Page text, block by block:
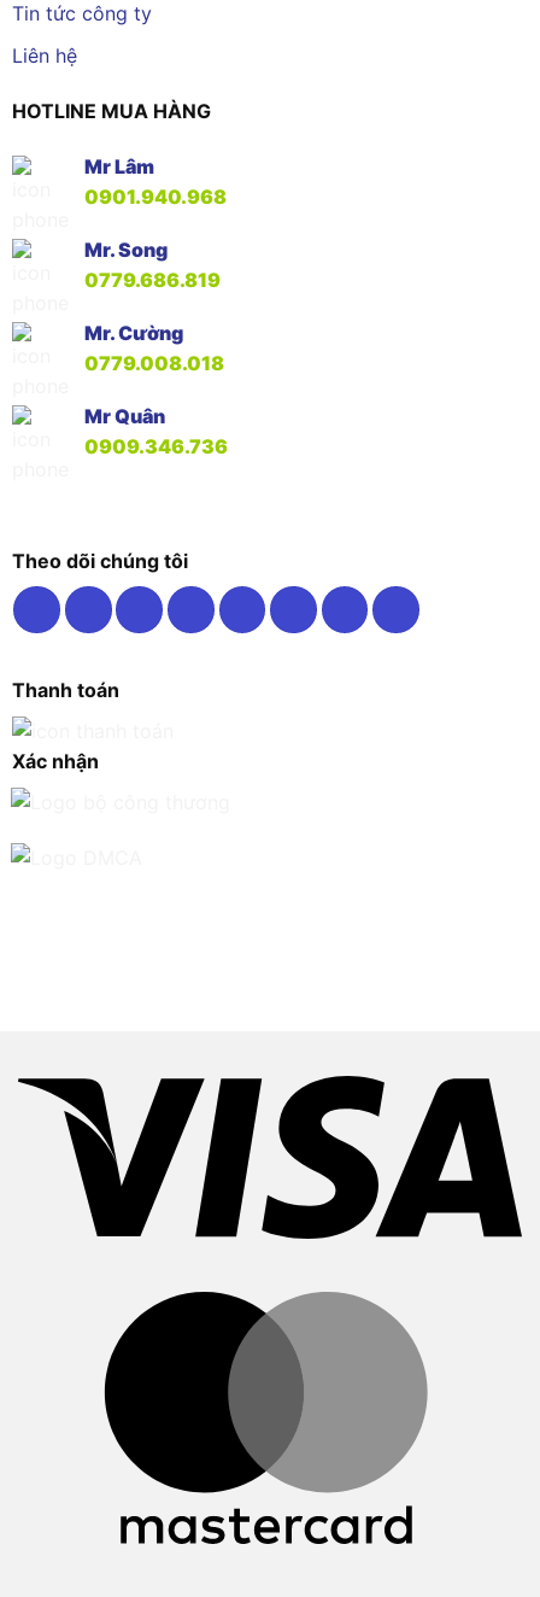
Tin tức công ty
Liên hệ
HOTLINE MUA HÀNG
Mr Lâm
0901.940.968
Mr. Song
0779.686.819
Mr. Cường
0779.008.018
Mr Quân
0909.346.736
Theo dõi chúng tôi
Thanh toán
Xác nhận